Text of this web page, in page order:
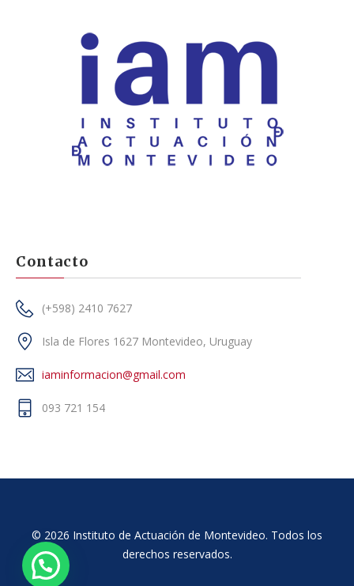
Contacto
(+598) 2410 7627
Isla de Flores 1627 Montevideo, Uruguay
iaminformacion@gmail.com
093 721 154
© 2026 Instituto de Actuación de Montevideo. Todos los
derechos reservados.